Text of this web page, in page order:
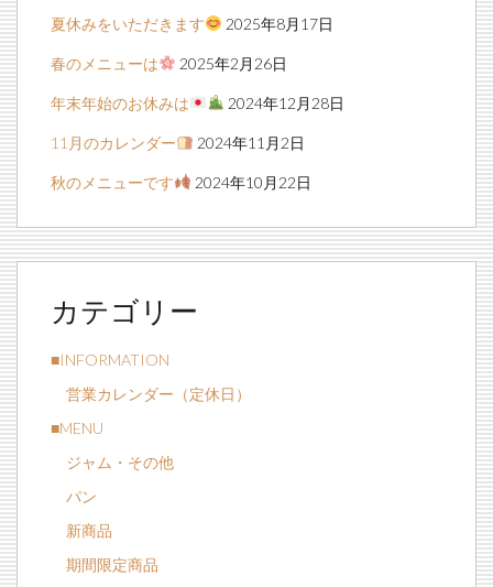
夏休みをいただきます 2025年8月17日
春のメニューは 2025年2月26日
年末年始のお休みは 2024年12月28日
11月のカレンダー 2024年11月2日
秋のメニューです 2024年10月22日
カテゴリー
■INFORMATION
営業カレンダー（定休日）
■MENU
ジャム・その他
パン
新商品
期間限定商品